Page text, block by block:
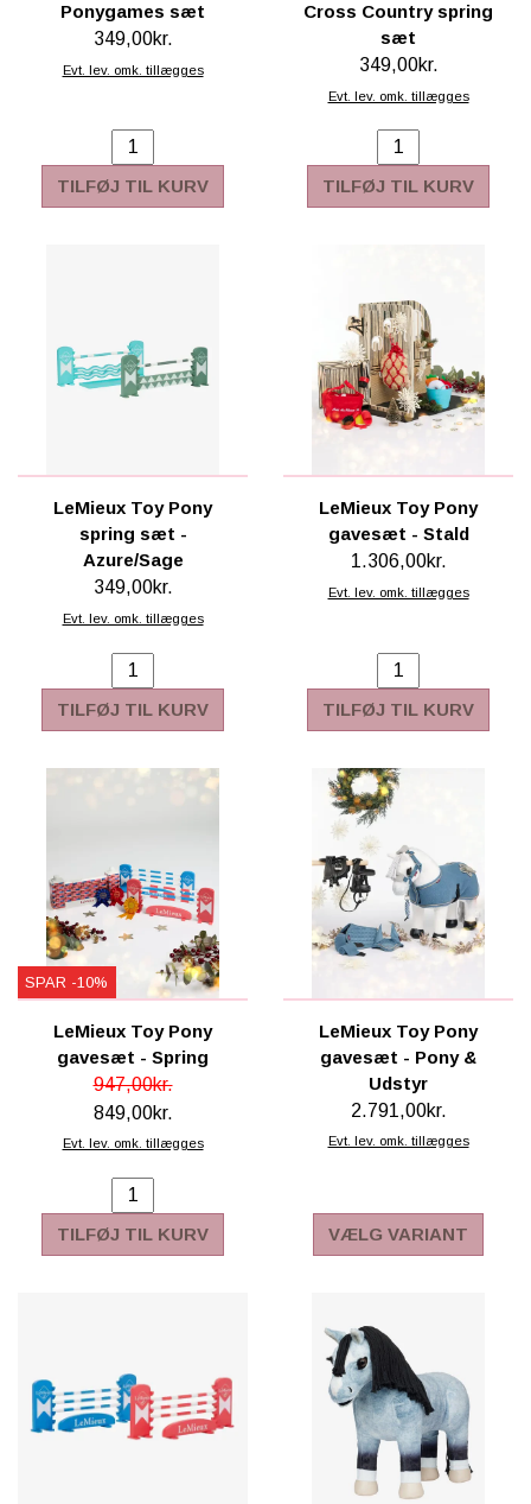
Ponygames sæt
349,00kr.
Evt. lev. omk. tillægges
TILFØJ TIL KURV
Cross Country spring
sæt
349,00kr.
Evt. lev. omk. tillægges
TILFØJ TIL KURV
LeMieux Toy Pony
spring sæt -
Azure/Sage
349,00kr.
Evt. lev. omk. tillægges
TILFØJ TIL KURV
LeMieux Toy Pony
gavesæt - Stald
1.306,00kr.
Evt. lev. omk. tillægges
TILFØJ TIL KURV
SPAR -10%
LeMieux Toy Pony
gavesæt - Spring
947,00kr.
849,00kr.
Evt. lev. omk. tillægges
TILFØJ TIL KURV
LeMieux Toy Pony
gavesæt - Pony &
Udstyr
2.791,00kr.
Evt. lev. omk. tillægges
VÆLG VARIANT